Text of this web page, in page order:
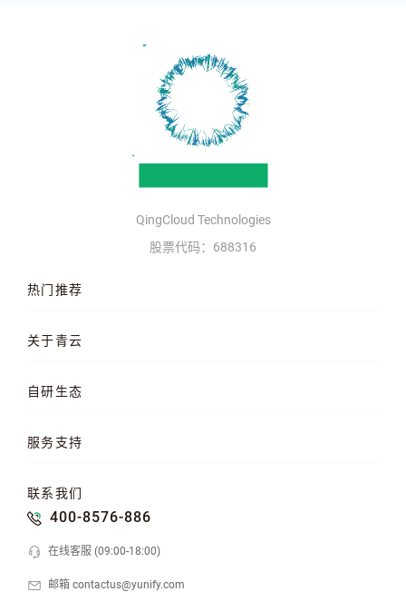
QingCloud Technologies
股票代码：688316
热门推荐
QKE 容器引擎
关于青云
品牌理念
自研生态
云易捷
服务支持
API 中心
联系我们
400-8576-886
在线客服 (09:00-18:00)
邮箱 contactus@yunify.com